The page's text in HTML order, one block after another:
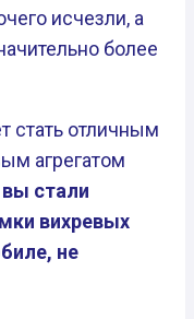
исчезли, а
более
стать отличным
агрегатом
стали
вихревых
не